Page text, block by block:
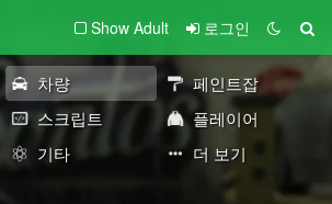
Show Adult 로그인
차량
페인트잡
스크립트
플레이어
기타 더 보기